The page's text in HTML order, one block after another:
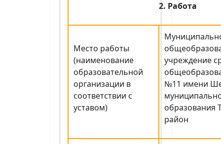
2. Работа
Место работы
(наименование
образовательной
организации в
соответствии с
уставом)
учреждение
№11 имени
образования
район